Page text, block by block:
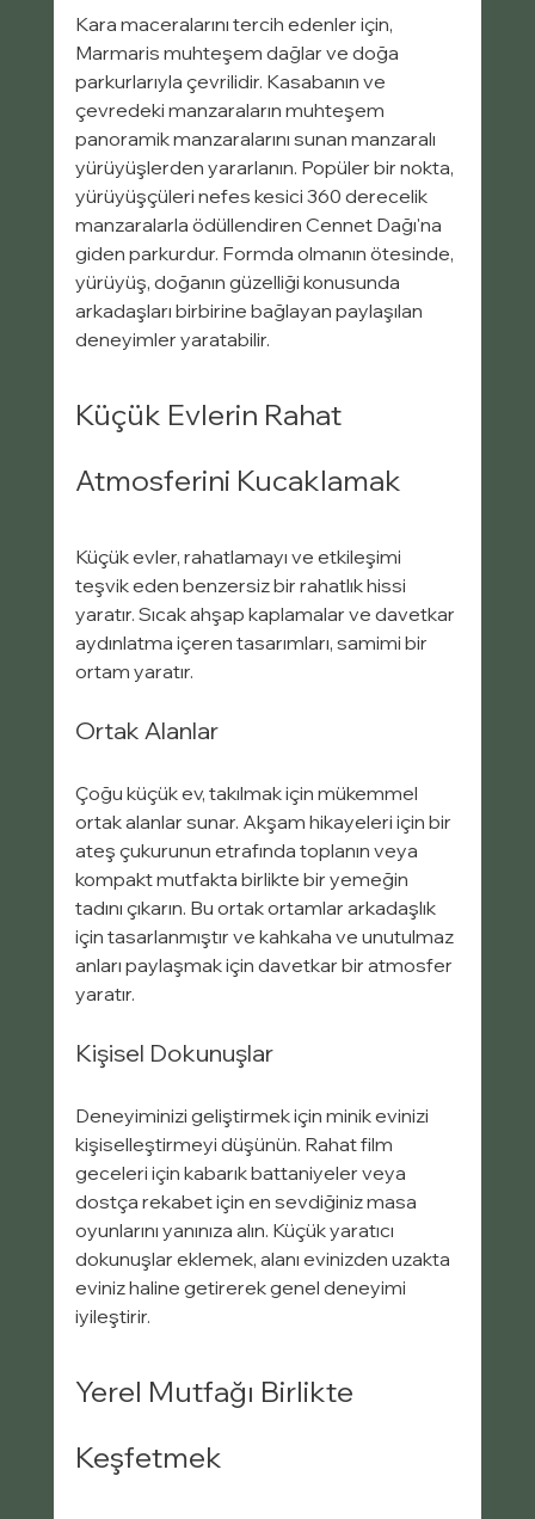
Kara maceralarını tercih edenler için,
Marmaris muhteşem dağlar ve doğa
parkurlarıyla çevrilidir. Kasabanın ve
çevredeki manzaraların muhteşem
panoramik manzaralarını sunan manzaralı
yürüyüşlerden yararlanın. Popüler bir nokta,
yürüyüşçüleri nefes kesici 360 derecelik
manzaralarla ödüllendiren Cennet Dağı'na
giden parkurdur. Formda olmanın ötesinde,
yürüyüş, doğanın güzelliği konusunda
arkadaşları birbirine bağlayan paylaşılan
deneyimler yaratabilir.
Küçük Evlerin Rahat
Atmosferini Kucaklamak
Küçük evler, rahatlamayı ve etkileşimi
teşvik eden benzersiz bir rahatlık hissi
yaratır. Sıcak ahşap kaplamalar ve davetkar
aydınlatma içeren tasarımları, samimi bir
ortam yaratır.
Ortak Alanlar
Çoğu küçük ev, takılmak için mükemmel
ortak alanlar sunar. Akşam hikayeleri için bir
ateş çukurunun etrafında toplanın veya
kompakt mutfakta birlikte bir yemeğin
tadını çıkarın. Bu ortak ortamlar arkadaşlık
için tasarlanmıştır ve kahkaha ve unutulmaz
anları paylaşmak için davetkar bir atmosfer
yaratır.
Kişisel Dokunuşlar
Deneyiminizi geliştirmek için minik evinizi
kişiselleştirmeyi düşünün. Rahat film
geceleri için kabarık battaniyeler veya
dostça rekabet için en sevdiğiniz masa
oyunlarını yanınıza alın. Küçük yaratıcı
dokunuşlar eklemek, alanı evinizden uzakta
eviniz haline getirerek genel deneyimi
iyileştirir.
Yerel Mutfağı Birlikte
Keşfetmek